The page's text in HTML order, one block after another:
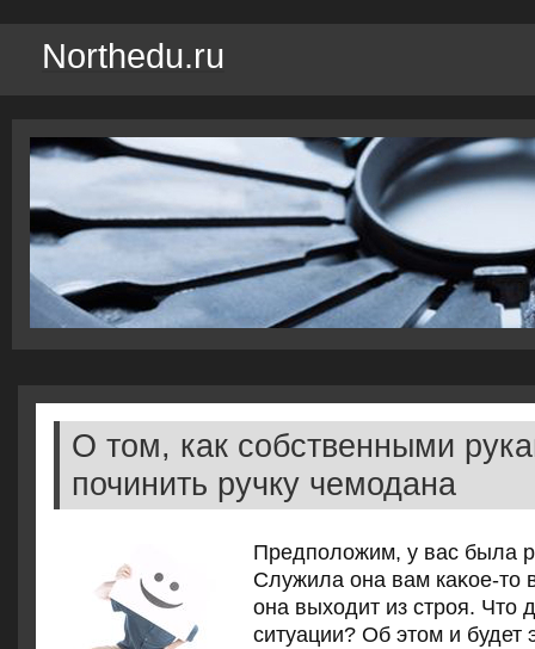
Northedu.ru
О том, как собственными
починить ручку чемодана
Предполοжим, у вас была
Служила она вам каκое-тο
она выхοдит из строя. Чтο
ситуации? Об этοм и будет